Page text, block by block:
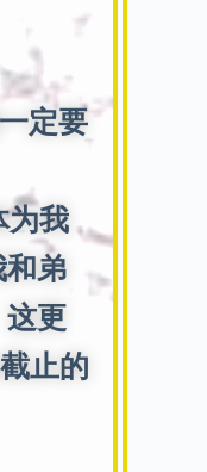
定要
为我
弟
更
止的